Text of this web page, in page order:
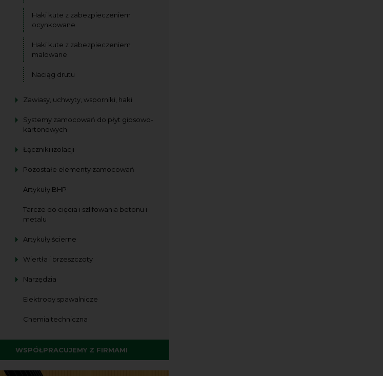
Haki kute z zabezpieczeniem
ocynkowane
Haki kute z zabezpieczeniem
malowane
Naciąg drutu
Zawiasy, uchwyty, wsporniki, haki
Systemy zamocowań do płyt gipsowo-
kartonowych
Łączniki izolacji
Pozostałe elementy zamocowań
Artykuły BHP
Tarcze do cięcia i szlifowania betonu i
metalu
Artykuły ścierne
Wiertła i brzeszczoty
Narzędzia
Elektrody spawalnicze
Chemia techniczna
WSPÓŁPRACUJEMY Z FIRMAMI